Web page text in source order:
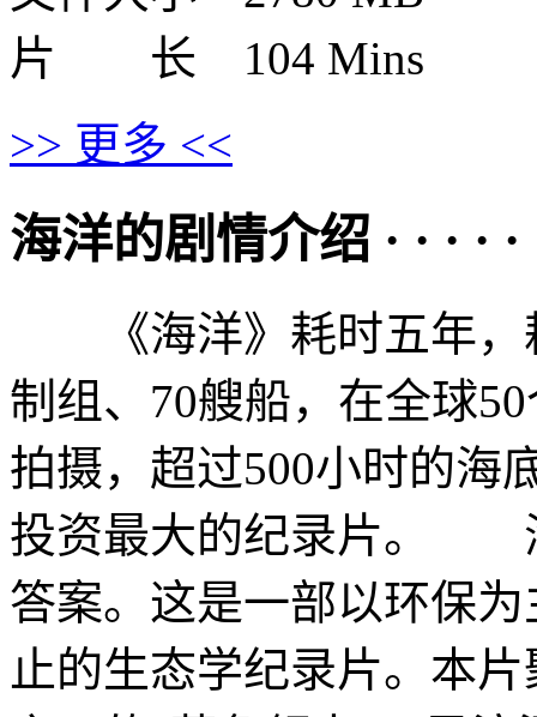
片 长 104 Mins
>> 更多 <<
海洋的剧情介绍 · · · · ·
《海洋》耗时五年，
制组、70艘船，在全球
拍摄，超过500小时的海
投资最大的纪录片。
答案。这是一部以环保
止的生态学纪录片。本